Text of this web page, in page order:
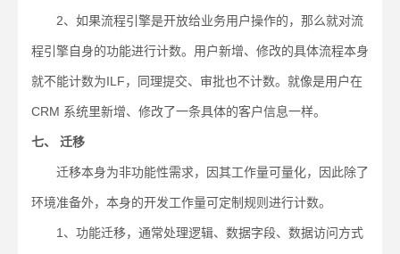
2、如果流程引擎是开放给业务用户操作的，那么就对流
程引擎自身的功能进行计数。用户新增、修改的具体流程本身
就不能计数为ILF，同理提交、审批也不计数。就像是用户在
CRM 系统里新增、修改了一条具体的客户信息一样。
七、 迁移
迁移本身为非功能性需求，因其工作量可量化，因此除了
环境准备外，本身的开发工作量可定制规则进行计数。
1、功能迁移，通常处理逻辑、数据字段、数据访问方式